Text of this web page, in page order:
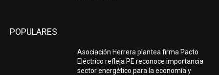
POPULARES
Asociación Herrera plantea firma Pacto
Eléctrico refleja PE reconoce importancia
sector energético para la economía y